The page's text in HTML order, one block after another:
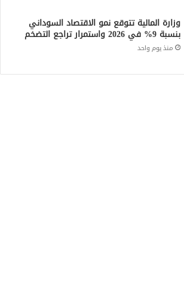
وزارة المالية تتوقع نمو الاقتصاد السوداني
بنسبة 9% في 2026 واستمرار تراجع التضخم
منذ يوم واحد